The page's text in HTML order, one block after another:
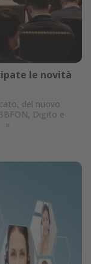
le novità
del nuovo
Digito e
»